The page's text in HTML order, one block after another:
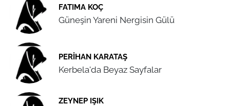
FATIMA KOÇ
Güneşin Yareni Nergisin Gülü
PERIHAN KARATAŞ
Kerbela'da Beyaz Sayfalar
ZEYNEP IŞIK